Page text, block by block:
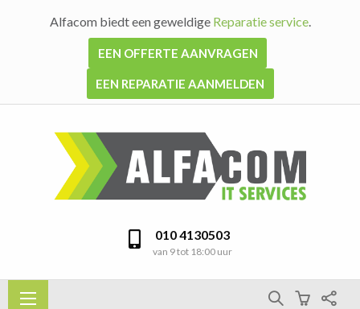
Alfacom biedt een geweldige Reparatie service.
EEN OFFERTE AANVRAGEN
EEN REPARATIE AANMELDEN
010 4130503
van 9 tot 18:00 uur